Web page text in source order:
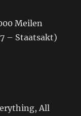
Meilen
– Staatsakt)
All